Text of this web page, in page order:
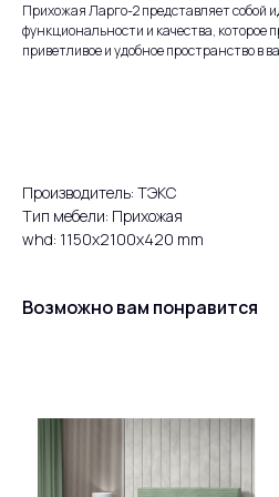
Прихожая Ларго-2 представляет собой
функциональности и качества, которое
приветливое и удобное пространство в
Производитель: ТЭКС
Тип мебели: Прихожая
whd: 1150x2100x420 mm
Возможно вам понравится